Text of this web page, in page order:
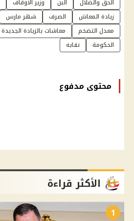
الحق والضلال
البن وزير الاوقاف
زيادة المعاش
الصرف شهر مارس
معدل التضخم
معاشات بالزيادة الجديدة
الحكومة
نقابه
محتوى مدفوع
الأكثر قراءة
1